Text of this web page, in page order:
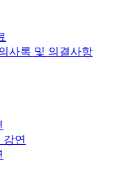
사록 및 의결사항
연